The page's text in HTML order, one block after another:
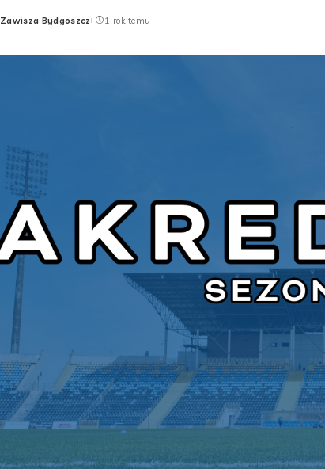
Zawisza Bydgoszcz 1 rok temu